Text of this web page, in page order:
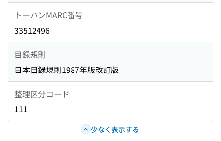
トーハンMARC番号
33512496
目録規則
日本目録規則1987年版改訂版
整理区分コード
111
少なく表示する